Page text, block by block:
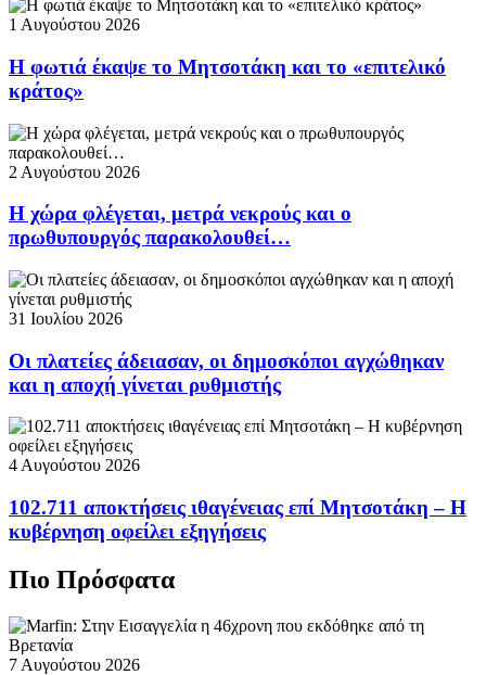
1 Αυγούστου 2026
Η φωτιά έκαψε το Μητσοτάκη και το «επιτελικό
κράτος»
2 Αυγούστου 2026
Η χώρα φλέγεται, μετρά νεκρούς και ο
πρωθυπουργός παρακολουθεί…
31 Ιουλίου 2026
Οι πλατείες άδειασαν, οι δημοσκόποι αγχώθηκαν
και η αποχή γίνεται ρυθμιστής
4 Αυγούστου 2026
102.711 αποκτήσεις ιθαγένειας επί Μητσοτάκη – Η
κυβέρνηση οφείλει εξηγήσεις
Πιο Πρόσφατα
7 Αυγούστου 2026